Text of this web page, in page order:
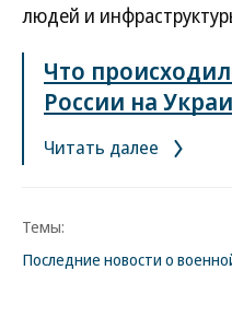
людей и
Что
России на
Читать далее
Темы:
Последние новости о